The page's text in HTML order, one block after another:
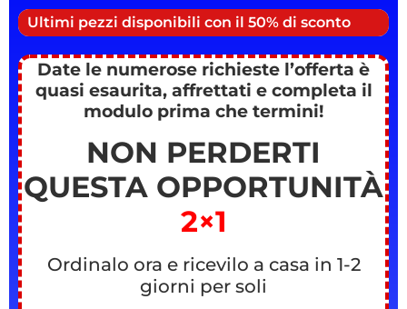
Ultimi pezzi disponibili con il 50% di sconto
Date le numerose richieste l’offerta è
quasi esaurita, affrettati e completa il
modulo prima che termini!
NON PERDERTI
QUESTA OPPORTUNITÀ
2×1
Ordinalo ora e ricevilo a casa in 1-2
giorni per soli